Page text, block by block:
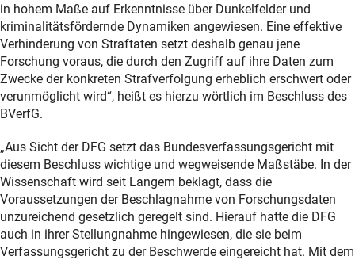
in hohem Maße auf Erkenntnisse über Dunkelfelder und
kriminalitätsfördernde Dynamiken angewiesen. Eine effektive
Verhinderung von Straftaten setzt deshalb genau jene
Forschung voraus, die durch den Zugriff auf ihre Daten zum
Zwecke der konkreten Strafverfolgung erheblich erschwert oder
verunmöglicht wird“, heißt es hierzu wörtlich im Beschluss des
BVerfG.
„Aus Sicht der DFG setzt das Bundesverfassungsgericht mit
diesem Beschluss wichtige und wegweisende Maßstäbe. In der
Wissenschaft wird seit Langem beklagt, dass die
Voraussetzungen der Beschlagnahme von Forschungsdaten
unzureichend gesetzlich geregelt sind. Hierauf hatte die DFG
auch in ihrer Stellungnahme hingewiesen, die sie beim
Verfassungsgericht zu der Beschwerde eingereicht hat. Mit dem